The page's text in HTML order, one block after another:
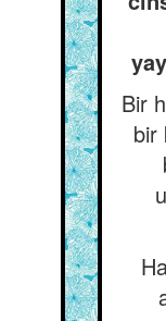
Bir
bir